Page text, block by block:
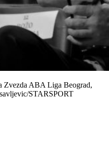
Zvezda ABA Liga Beograd,
STARSPORT